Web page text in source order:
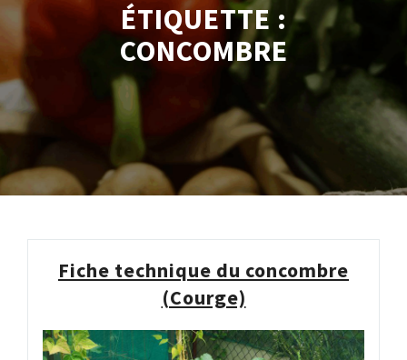
ÉTIQUETTE :
CONCOMBRE
Fiche technique du concombre
(Courge)